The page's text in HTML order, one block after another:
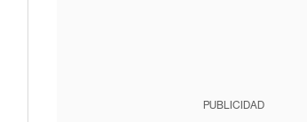
PUBLICIDAD